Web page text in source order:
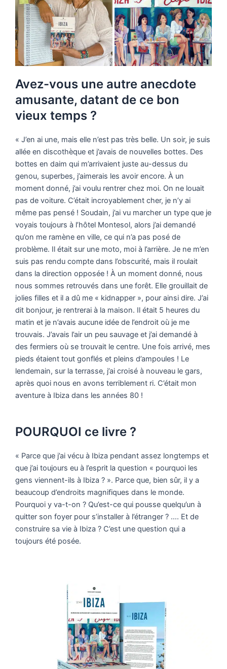
Avez-vous une autre anecdote
amusante, datant de ce bon
vieux temps ?
« J’en ai une, mais elle n’est pas très belle. Un soir, je suis
allée en discothèque et j’avais de nouvelles bottes. Des
bottes en daim qui m’arrivaient juste au-dessus du
genou, superbes, j’aimerais les avoir encore. À un
moment donné, j’ai voulu rentrer chez moi. On ne louait
pas de voiture. C’était incroyablement cher, je n’y ai
même pas pensé ! Soudain, j’ai vu marcher un type que je
voyais toujours à l’hôtel Montesol, alors j’ai demandé
qu’on me ramène en ville, ce qui n’a pas posé de
problème. Il était sur une moto, moi à l’arrière. Je ne m’en
suis pas rendu compte dans l’obscurité, mais il roulait
dans la direction opposée ! À un moment donné, nous
nous sommes retrouvés dans une forêt. Elle grouillait de
jolies filles et il a dû me « kidnapper », pour ainsi dire. J’ai
dit bonjour, je rentrerai à la maison. Il était 5 heures du
matin et je n’avais aucune idée de l’endroit où je me
trouvais. J’avais l’air un peu sauvage et j’ai demandé à
des fermiers où se trouvait le centre. Une fois arrivé, mes
pieds étaient tout gonflés et pleins d’ampoules ! Le
lendemain, sur la terrasse, j’ai croisé à nouveau le gars,
après quoi nous en avons terriblement ri. C’était mon
aventure à Ibiza dans les années 80 !
POURQUOI ce livre ?
« Parce que j’ai vécu à Ibiza pendant assez longtemps et
que j’ai toujours eu à l’esprit la question « pourquoi les
gens viennent-ils à Ibiza ? ». Parce que, bien sûr, il y a
beaucoup d’endroits magnifiques dans le monde.
Pourquoi y va-t-on ? Qu’est-ce qui pousse quelqu’un à
quitter son foyer pour s’installer à l’étranger ? …. Et de
construire sa vie à Ibiza ? C’est une question qui a
toujours été posée.